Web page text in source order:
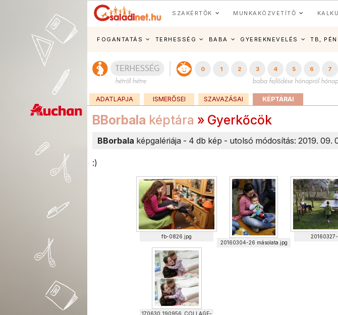
SZAKÉRTŐK MUNKAKÖZVETÍTŐ
FOGANTATÁS TERHESSÉG BABA GYEREKNEVELÉS TB,
0 1 2 3 4 5 6 7
ADATLAPJA ISMERŐSEI SZAVAZÁSAI KÉPTÁRAI
BBorbala képtára » Gyerkőcök
BBorbala képgalériája - 4 db kép - utolsó módosítás: 2019. 09.
:)
fb-0826.jpg
20160304-26 másolata.jpg
20160327-
170630_190956_COLLAGE-